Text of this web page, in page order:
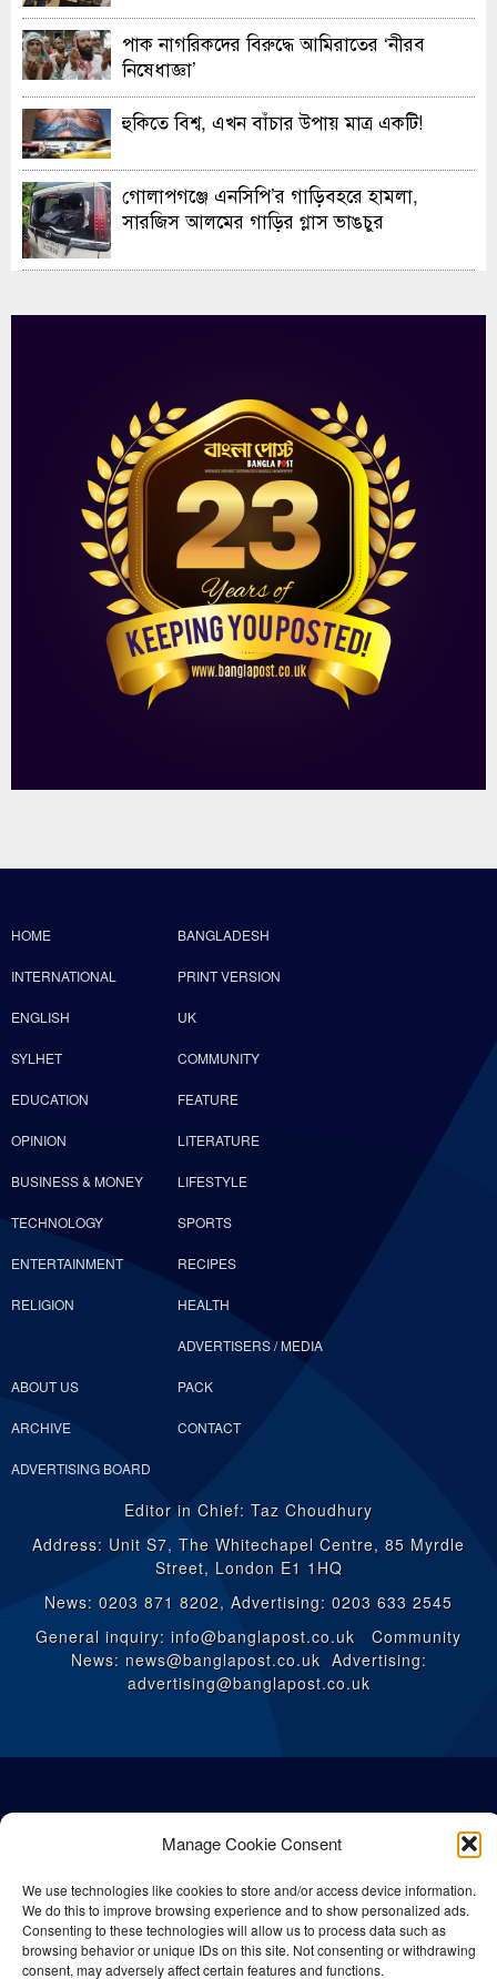
Manage Cookie Consent
We use technologies like cookies to store and/or access device information.
We do this to improve browsing experience and to show personalized ads.
Consenting to these technologies will allow us to process data such as
browsing behavior or unique IDs on this site. Not consenting or withdrawing
consent, may adversely affect certain features and functions.
পাক নাগরিকদের বিরুদ্ধে আমিরাতের ‘নীরব
নিষেধাজ্ঞা’
হুকিতে বিশ্ব, এখন বাঁচার উপায় মাত্র একটি!
গোলাপগঞ্জে এনসিপি’র গাড়িবহরে হামলা,
সারজিস আলমের গাড়ির গ্লাস ভাঙচুর
HOME BANGLADESH
INTERNATIONAL PRINT VERSION
ENGLISH UK
SYLHET COMMUNITY
EDUCATION FEATURE
OPINION LITERATURE
BUSINESS & MONEY LIFESTYLE
TECHNOLOGY SPORTS
ENTERTAINMENT RECIPES
RELIGION HEALTH
ABOUT US
ADVERTISERS / MEDIA
PACK
ARCHIVE CONTACT
ADVERTISING BOARD
Editor in Chief: Taz Choudhury
Address: Unit S7, The Whitechapel Centre, 85 Myrdle
Street, London E1 1HQ
News: 0203 871 8202, Advertising: 0203 633 2545
General inquiry: info@banglapost.co.uk Community
News: news@banglapost.co.uk Advertising:
advertising@banglapost.co.uk